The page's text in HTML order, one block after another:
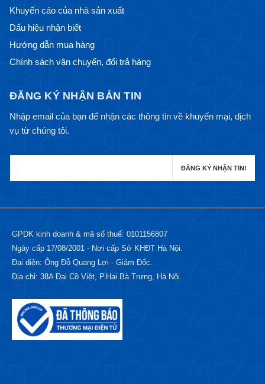
Khuyến cáo của nhà sản xuất
Dấu hiệu nhận biết
Hướng dẫn mua hàng
Chính sách vận chuyển, đổi trả hàng
ĐĂNG KÝ NHẬN BẢN TIN
Nhập email của bạn để nhận các thông tin về khuyến mại, dịch
vụ từ chúng tôi.
GPDK kinh doanh & mã số thuế: 0101156807
Ngày cấp 17/08/2001 - Nơi cấp Sở KHĐT Hà Nội.
Đại diện: Ông Đỗ Quang Lợi - Giám Đốc.
Địa chỉ: 38A Đại Cồ Việt, P.Hai Bà Trưng, Hà Nội.